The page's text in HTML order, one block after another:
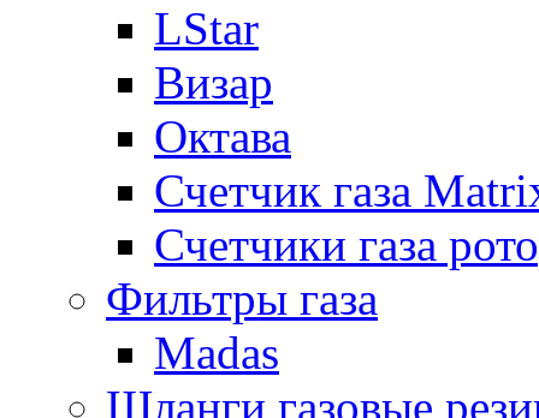
LStar
Визар
Октава
Счетчик газа
Счетчики газа
Фильтры газа
Madas
Шланги газовые